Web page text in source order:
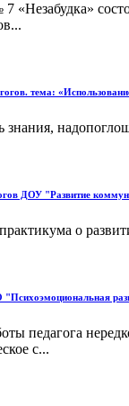
тема:
знания,
ДОУ "Развитие
о
педагога
с...